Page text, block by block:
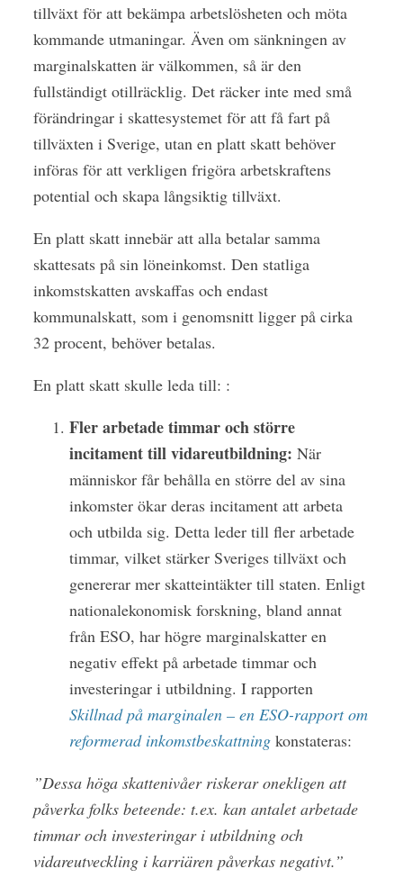
tillväxt för att bekämpa arbetslösheten och möta
kommande utmaningar. Även om sänkningen av
marginalskatten är välkommen, så är den
fullständigt otillräcklig. Det räcker inte med små
förändringar i skattesystemet för att få fart på
tillväxten i Sverige, utan en platt skatt behöver
införas för att verkligen frigöra arbetskraftens
potential och skapa långsiktig tillväxt.
En platt skatt innebär att alla betalar samma
skattesats på sin löneinkomst. Den statliga
inkomstskatten avskaffas och endast
kommunalskatt, som i genomsnitt ligger på cirka
32 procent, behöver betalas.
En platt skatt skulle leda till: :
Fler arbetade timmar och större
incitament till vidareutbildning: När
människor får behålla en större del av sina
inkomster ökar deras incitament att arbeta
och utbilda sig. Detta leder till fler arbetade
timmar, vilket stärker Sveriges tillväxt och
genererar mer skatteintäkter till staten. Enligt
nationalekonomisk forskning, bland annat
från ESO, har högre marginalskatter en
negativ effekt på arbetade timmar och
investeringar i utbildning. I rapporten
Skillnad på marginalen – en ESO-rapport om
reformerad inkomstbeskattningkonstateras:
”Dessa höga skattenivåer riskerar onekligen att
påverka folks beteende: t.ex. kan antalet arbetade
timmar och investeringar i utbildning och
vidareutveckling i karriären påverkas negativt.”